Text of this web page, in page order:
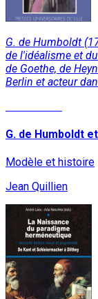
G. de Humboldt
de l'idéalisme et
de Goethe, de
Berlin et acteur
G. de Humboldt
Modèle et histoire
Jean Quillien